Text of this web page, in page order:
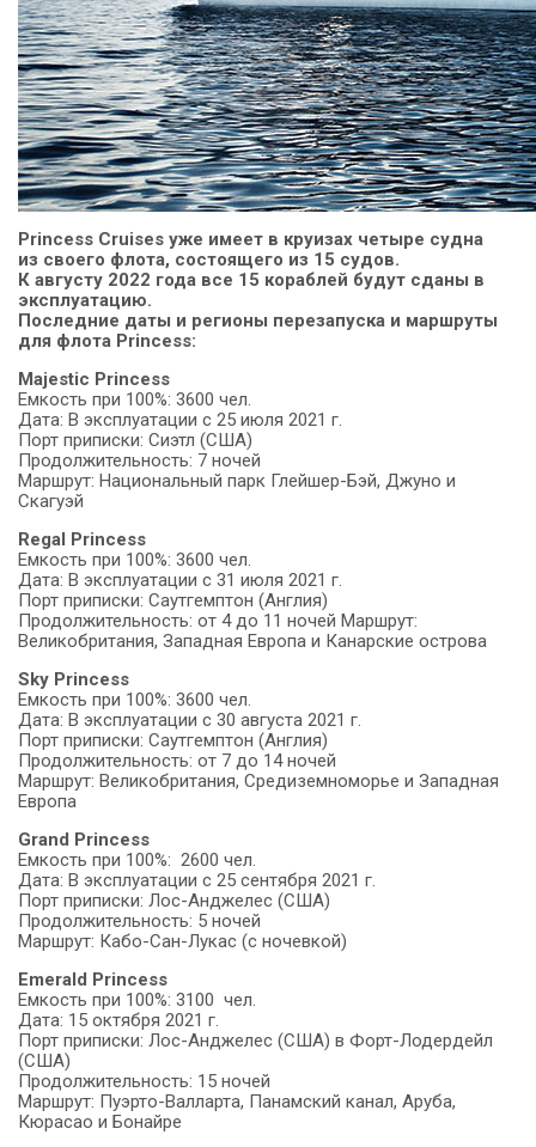
Princess Cruises уже имеет в круизах четыре судна
из своего флота, состоящего из 15 судов.
К августу 2022 года все 15 кораблей будут сданы в
эксплуатацию.
Последние даты и регионы перезапуска и маршруты
для флота Princess:
Majestic Princess
Емкость при 100%: 3600 чел.
Дата: В эксплуатации с 25 июля 2021 г.
Порт приписки: Сиэтл (США)
Продолжительность: 7 ночей
Маршрут: Национальный парк Глейшер-Бэй, Джуно и
Скагуэй
Regal Princess
Емкость при 100%: 3600 чел.
Дата: В эксплуатации с 31 июля 2021 г.
Порт приписки: Саутгемптон (Англия)
Продолжительность: от 4 до 11 ночей Маршрут:
Великобритания, Западная Европа и Канарские острова
Sky Princess
Емкость при 100%: 3600 чел.
Дата: В эксплуатации с 30 августа 2021 г.
Порт приписки: Саутгемптон (Англия)
Продолжительность: от 7 до 14 ночей
Маршрут: Великобритания, Средиземноморье и Западная
Европа
Grand Princess
Емкость при 100%: 2600 чел.
Дата: В эксплуатации с 25 сентября 2021 г.
Порт приписки: Лос-Анджелес (США)
Продолжительность: 5 ночей
Маршрут: Кабо-Сан-Лукас (с ночевкой)
Emerald Princess
Емкость при 100%: 3100 чел.
Дата: 15 октября 2021 г.
Порт приписки: Лос-Анджелес (США) в Форт-Лодердейл
(США)
Продолжительность: 15 ночей
Маршрут: Пуэрто-Валларта, Панамский канал, Аруба,
Кюрасао и Бонайре